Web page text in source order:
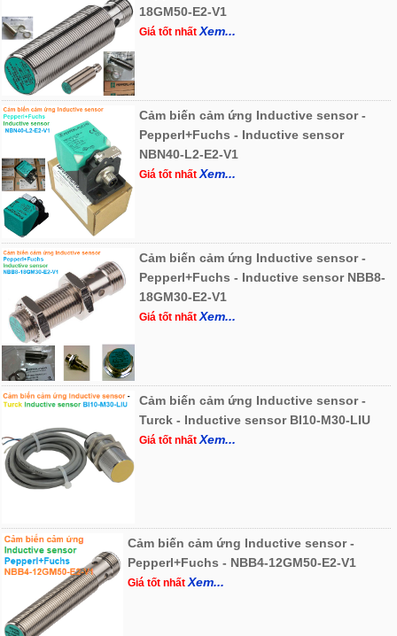
18GM50-E2-V1
Giá tốt nhấtXem...
Cảm biến cảm ứng Inductive sensor -
Pepperl+Fuchs - Inductive sensor
NBN40-L2-E2-V1
Giá tốt nhấtXem...
Cảm biến cảm ứng Inductive sensor -
Pepperl+Fuchs - Inductive sensor NBB8-
18GM30-E2-V1
Giá tốt nhấtXem...
Cảm biến cảm ứng Inductive sensor -
Turck - Inductive sensor BI10-M30-LIU
Giá tốt nhấtXem...
Cảm biến cảm ứng Inductive sensor -
Pepperl+Fuchs - NBB4-12GM50-E2-V1
Giá tốt nhấtXem...